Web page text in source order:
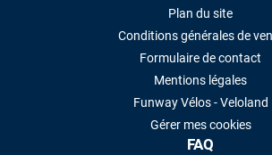
Plan du site
Conditions générales de
Formulaire de contact
Mentions légales
Funway Vélos - Veloland
Gérer mes cookies
FAQ